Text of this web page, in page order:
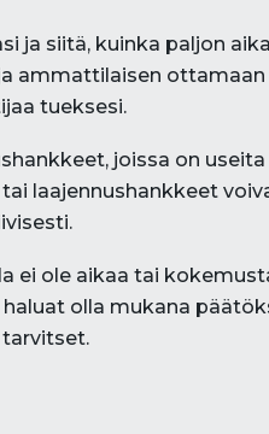
ja siitä, kuinka paljon
ammattilaisen
tueksesi.
joissa on
laajennushankkeet
ei ole aikaa tai
olla mukana